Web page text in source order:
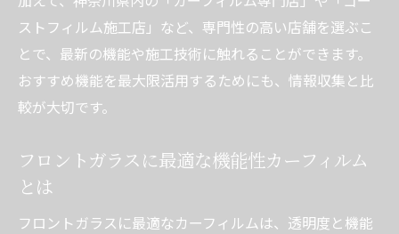
ストフィルム施工店」など、専門性の高い店舗を選ぶこ
とで、最新の機能や施工技術に触れることができます。
おすすめ機能を最大限活用するためにも、情報収集と比
較が大切です。
フロントガラスに最適な機能性カーフィルム
とは
フロントガラスに最適なカーフィルムは、透明度と機能